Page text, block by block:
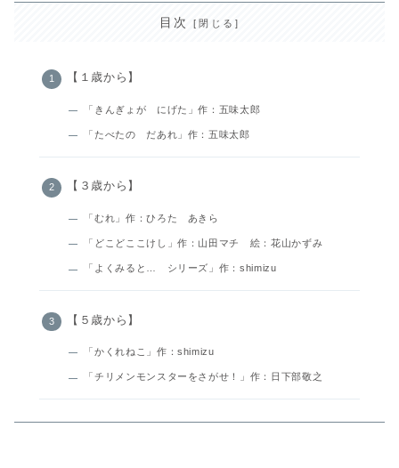
目次
【１歳から】
「きんぎょが にげた」作：五味太郎
「たべたの だあれ」作：五味太郎
【３歳から】
「むれ」作：ひろた あきら
「どこどここけし」作：山田マチ 絵：花山かずみ
「よくみると… シリーズ」作：shimizu
【５歳から】
「かくれねこ」作：shimizu
「チリメンモンスターをさがせ！」作：日下部敬之